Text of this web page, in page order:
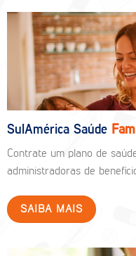
SulAmérica Saúde
Contrate um plano de
administradoras de
SAIBA MAIS